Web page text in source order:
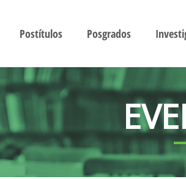
Postítulos Posgrados